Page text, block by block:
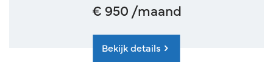
€ 950 /maand
Bekijk details